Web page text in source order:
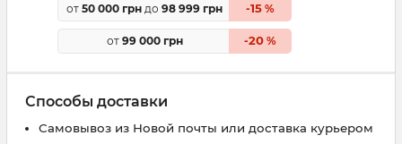
от 50 000 грн до 98 999 грн -15%
от 99 000 грн -20%
Способы доставки
Самовывоз из Новой почты или доставка курьером